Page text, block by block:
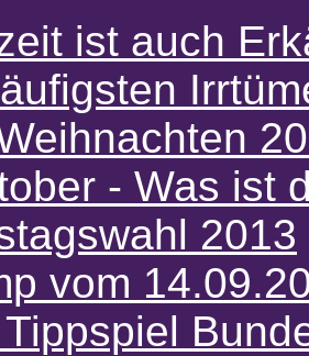
ist auch
- Was ist
2013
vom